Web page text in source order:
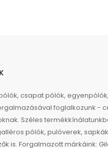
csapat pólók,
foglalkozunk -
Széles
pólók, pulóverek,
is. Forgalmazott márkáink: